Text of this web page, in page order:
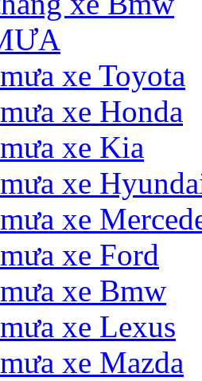
xe Toyota
xe Honda
xe Kia
xe
xe
xe Ford
xe Bmw
xe Lexus
xe Mazda